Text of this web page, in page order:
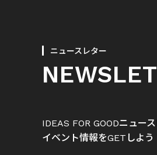
ニュースレター
IDEAS FOR GOODニュー
イベント情報をGETしよう